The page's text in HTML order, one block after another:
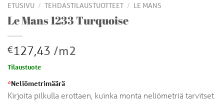
ETUSIVU / TEHDASTILAUSTUOTTEET / LE MANS
Le Mans 1233 Turquoise
€127,43 /m2
Tilaustuote
*Neliömetrimäärä
Kirjoita pilkulla erottaen, kuinka monta neliömetriä tarvitset